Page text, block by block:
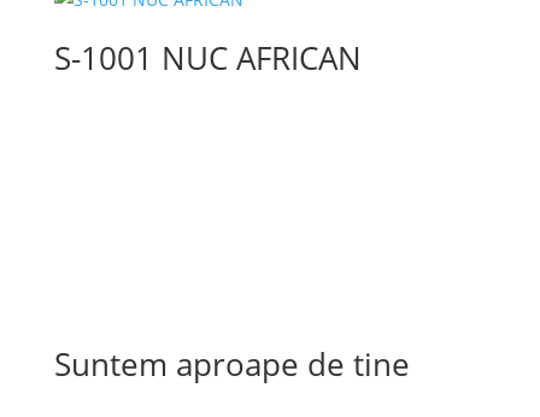
S-1001 NUC AFRICAN
Suntem aproape de tine